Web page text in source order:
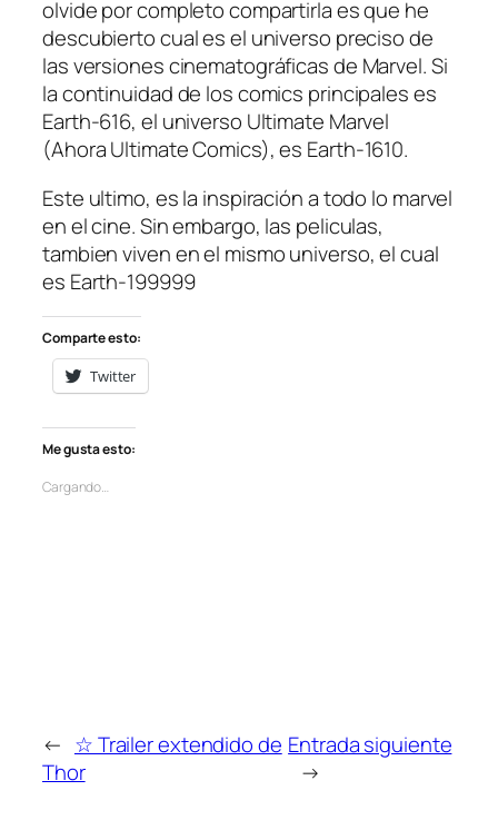
olvide por completo compartirla es que he
descubierto cual es el universo preciso de
las versiones cinematográficas de Marvel. Si
la continuidad de los comics principales es
Earth-616, el universo Ultimate Marvel
(Ahora Ultimate Comics), es Earth-1610.
Este ultimo, es la inspiración a todo lo marvel
en el cine. Sin embargo, las peliculas,
tambien viven en el mismo universo, el cual
es Earth-199999
Comparte esto:
Twitter
Me gusta esto:
Cargando…
← ☆ Trailer extendido de
Thor
Entrada siguiente
→